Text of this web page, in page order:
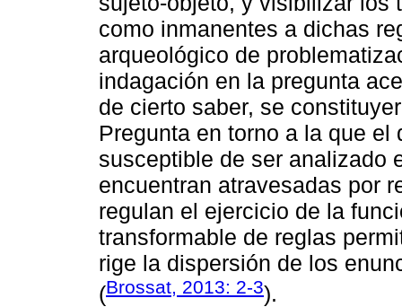
como inmanentes a dichas
arqueológico de
indagación en la pregunta
de cierto saber, se
Pregunta en torno a la que
susceptible de ser analizado
encuentran atravesadas por
regulan el ejercicio de la
transformable de reglas
rige la dispersión de los
(Brossat, 2013: 2-3).